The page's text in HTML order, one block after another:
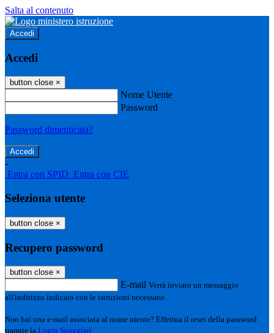
Salta al contenuto
Accedi
Accedi
button close ×
Nome Utente
Password
Password dimenticata?
-
Entra con SPID Entra con CIE
Seleziona utente
button close ×
Recupero password
button close ×
E-mail Verrà inviato un messaggio
all'indirizzo indicato con le istruzioni necessarie.
Non hai una e-mail associata al nome utente? Effettua il reset della password
tramite la Login Spaggiari